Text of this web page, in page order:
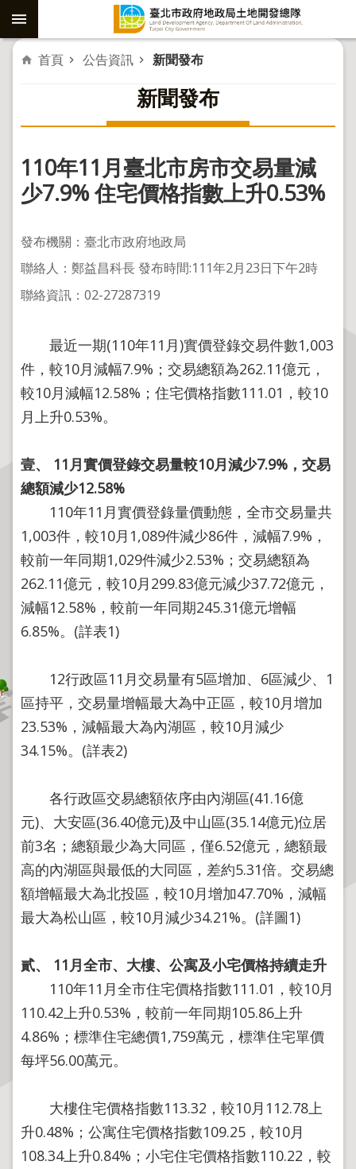
跳到主要內容區塊
進
社
子
劃
公
程
逕
為
分
圖
籍
果
供
應
檔
案
應
府
資
訊
公
公
告
資
訊
機
紹
業
資
訊
專
區
首頁 公告資訊 新聞發布
新聞發布
110年11月臺北市房市交易量減
少7.9% 住宅價格指數上升0.53%
發布機關：臺北市政府地政局
聯絡人：鄭益昌科長 發布時間:111年2月23日下午2時
聯絡資訊：02-27287319
最近一期(110年11月)實價登錄交易件數1,003
件，較10月減幅7.9%；交易總額為262.11億元，
較10月減幅12.58%；住宅價格指數111.01，較10
月上升0.53%。
壹、 11月實價登錄交易量較10月減少7.9% ，交易
總額減少12.58%
110年11月實價登錄量價動態，全市交易量共
1,003件，較10月1,089件減少86件，減幅7.9%，
較前一年同期1,029件減少2.53%；交易總額為
262.11億元，較10月299.83億元減少37.72億元，
減幅12.58%，較前一年同期245.31億元增幅
6.85%。(詳表1)
12行政區11月交易量有5區增加、6區減少、1
區持平，交易量增幅最大為中正區，較10月增加
23.53%，減幅最大為內湖區，較10月減少
34.15%。(詳表2)
各行政區交易總額依序由內湖區(41.16億
元)、大安區(36.40億元)及中山區(35.14億元)位居
前3名；總額最少為大同區，僅6.52億元，總額最
高的內湖區與最低的大同區，差約5.31倍。交易總
額增幅最大為北投區，較10月增加47.70%，減幅
最大為松山區，較10月減少34.21%。(詳圖1)
貳、 11月全市、大樓、公寓及小宅價格持續走升
110年11月全市住宅價格指數111.01，較10月
110.42上升0.53%，較前一年同期105.86上升
4.86%；標準住宅總價1,759萬元，標準住宅單價
每坪56.00萬元。
大樓住宅價格指數113.32，較10月112.78上
升0.48%；公寓住宅價格指數109.25，較10月
108.34上升0.84%；小宅住宅價格指數110.22，較